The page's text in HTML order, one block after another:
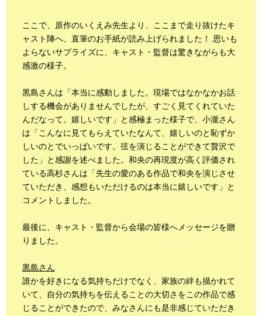
ここで、原作のいくえみ先生より、ここまで走り抜けたキ
ャスト陣へ、直筆のお手紙が読み上げられました！ 思いも
よらないサプライズに、キャスト・監督は驚きながらも大
感激の様子。
黒島さんは「本当に感動しました。現場ではなかなかお話
しする機会がありませんでしたが、すごく見てくれていた
んだなって。嬉しいです」と感極まった様子で、小瀧さん
は「こんなに見てもらえていたなんて、嬉しいのと恥ずか
しいのとでいっぱいです。弦を演じることができて贅沢で
した」と感謝を述べました。和央の再現度が高く評価され
ている高杉さんは「先生の愛のある作品で和央を演じさせ
ていただき、感想もいただけるのは本当に嬉しいです」と
コメントしました。
最後に、キャスト・監督から会場の皆様へメッセージを贈
りました。
黒島さん
誰かを好きになる気持ちだけでなく、家族の絆も描かれて
いて、自分の気持ちを伝えることの大切さをこの作品で感
じることができたので、みなさんにも是非感じていただき